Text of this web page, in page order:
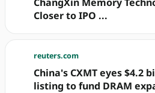
ChangXin Memory
Closer to IPO ...
reuters.com
China's CXMT eyes $4.2
listing to fund DRAM